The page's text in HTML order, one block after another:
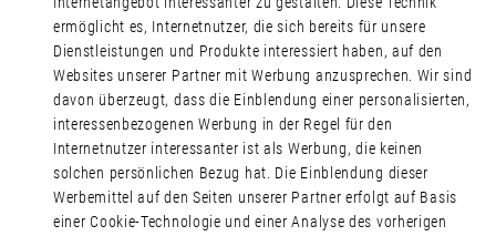
ermöglicht es, Internetnutzer, die sich bereits für unsere
Dienstleistungen und Produkte interessiert haben, auf den
Websites unserer Partner mit Werbung anzusprechen. Wir sind
davon überzeugt, dass die Einblendung einer personalisierten,
interessenbezogenen Werbung in der Regel für den
Internetnutzer interessanter ist als Werbung, die keinen
solchen persönlichen Bezug hat. Die Einblendung dieser
Werbemittel auf den Seiten unserer Partner erfolgt auf Basis
einer Cookie-Technologie und einer Analyse des vorherigen